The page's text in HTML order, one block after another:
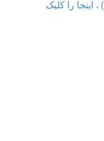
نمای آترا (فایل PDF ) ، اینجا را کلیک